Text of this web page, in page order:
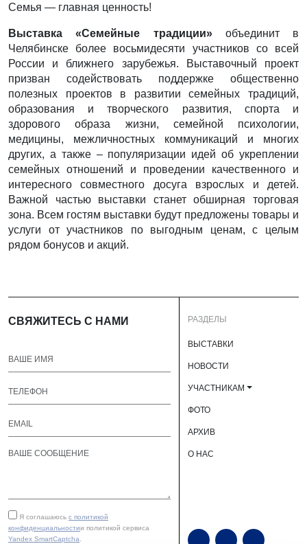
Семья — главная ценность!
Выставка «Семейные традиции»объединит в
Челябинске более восьмидесяти участников со всей
России и ближнего зарубежья. Выставочный проект
призван содействовать поддержке общественно
полезных проектов в развитии семейных традиций,
образования и творческого развития, спорта и
здорового образа жизни, семейной психологии,
медицины, межличностных коммуникаций и многих
других, а также – популяризации идей об укреплении
семейных отношений и проведении качественного и
интересного совместного досуга взрослых и детей.
Важной частью выставки станет обширная торговая
зона. Всем гостям выставки будут предложены товары и
услуги от участников по выгодным ценам, с целым
рядом бонусов и акций.
СВЯЖИТЕСЬ С НАМИ
Я соглашаюсь с политикой
конфиденциальностии политикой сервиса
Yandex SmartCaptcha
РАЗДЕЛЫ
ВЫСТАВКИ
НОВОСТИ
УЧАСТНИКАМ
ФОТО
АРХИВ
О НАС